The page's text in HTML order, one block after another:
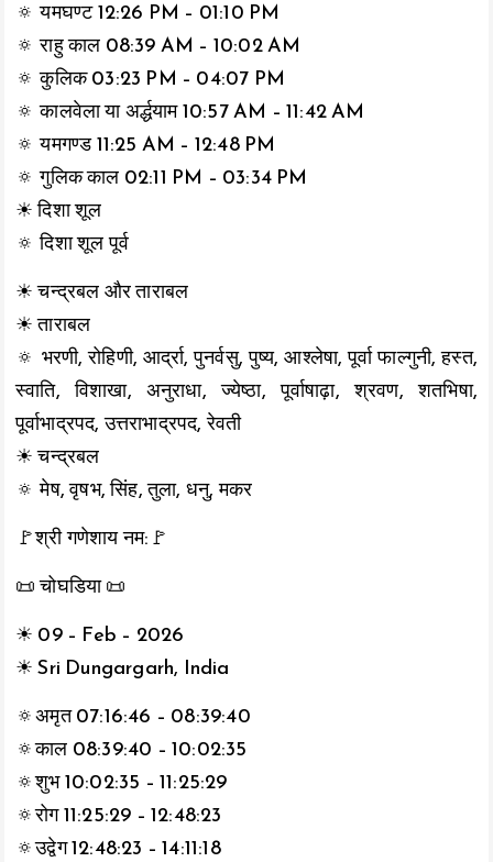
🔅 यमघण्ट 12:26 PM – 01:10 PM
🔅 राहु काल 08:39 AM – 10:02 AM
🔅 कुलिक 03:23 PM – 04:07 PM
🔅 कालवेला या अर्द्धयाम 10:57 AM – 11:42 AM
🔅 यमगण्ड 11:25 AM – 12:48 PM
🔅 गुलिक काल 02:11 PM – 03:34 PM
☀ दिशा शूल
🔅 दिशा शूल पूर्व
☀ चन्द्रबल और ताराबल
☀ ताराबल
🔅 भरणी, रोहिणी, आर्द्रा, पुनर्वसु, पुष्य, आश्लेषा, पूर्वा फाल्गुनी, हस्त,
स्वाति, विशाखा, अनुराधा, ज्येष्ठा, पूर्वाषाढ़ा, श्रवण, शतभिषा,
पूर्वाभाद्रपद, उत्तराभाद्रपद, रेवती
☀ चन्द्रबल
🔅 मेष, वृषभ, सिंह, तुला, धनु, मकर
🚩श्री गणेशाय नम:🚩
📜 चोघडिया 📜
☀ 09 – Feb – 2026
☀ Sri Dungargarh, India
🔅अमृत 07:16:46 – 08:39:40
🔅काल 08:39:40 – 10:02:35
🔅शुभ 10:02:35 – 11:25:29
🔅रोग 11:25:29 – 12:48:23
🔅उद्वेग 12:48:23 – 14:11:18